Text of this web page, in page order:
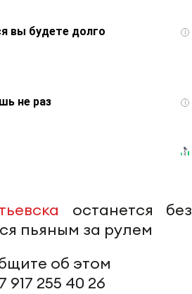
i
вы будете долго
i
не раз
останется без
пьяным за рулем
об этом
917 255 40 26